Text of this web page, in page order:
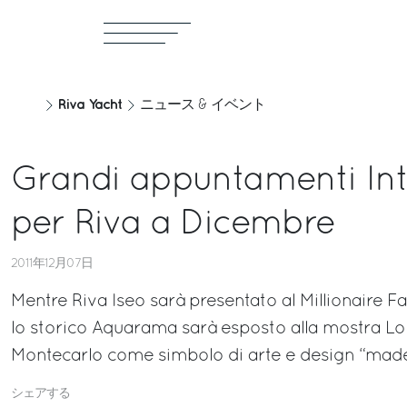
Riva Yacht ニュース & イベント
Grandi appuntamenti
per Riva a Dicembre
2011年12月07日
Mentre Riva Iseo sarà presentato al Millionaire
lo storico Aquarama sarà esposto alla mostra
Montecarlo come simbolo di arte e design
シェアする